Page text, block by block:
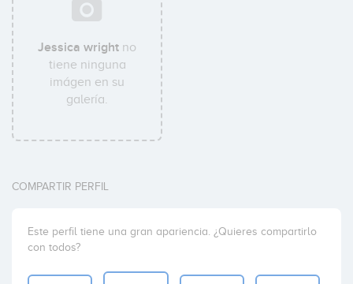
Jessica wright no
tiene ninguna
imágen en su
galería.
COMPARTIR PERFIL
Este perfil tiene una gran apariencia. ¿Quieres compartirlo
con todos?